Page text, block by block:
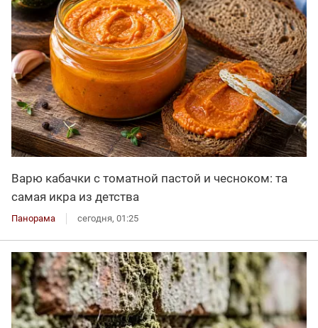
Варю кабачки с томатной пастой и чесноком: та
самая икра из детства
Панорама сегодня, 01:25